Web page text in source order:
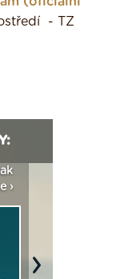
- TZ
›
Next